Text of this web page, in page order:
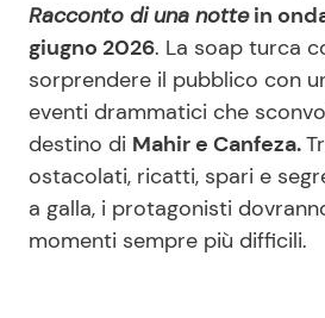
News benessere
Salute
Viaggi e Turismo
Festività
Racconto di una nottein
giugno 2026. La soap turca
sorprendere il pubblico con
eventi drammatici che
destino di Mahir e Canfeza.
ostacolati, ricatti, spari e
a galla, i protagonisti
momenti sempre più difficili.